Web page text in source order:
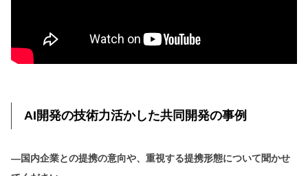
AI開発の技術力活かした共同開発の事例
―国内企業との提携の意向や、重視する提携形態について聞かせ